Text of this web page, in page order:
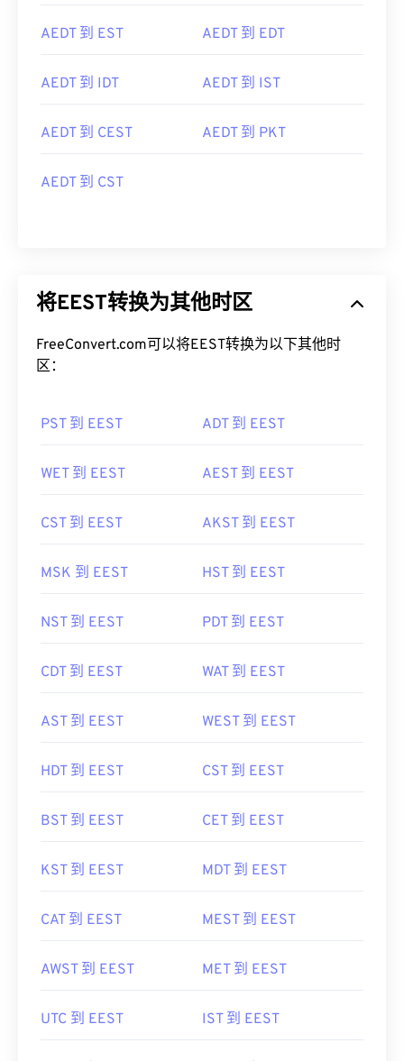
AEDT 到 EST AEDT 到 EDT
AEDT 到 IDT AEDT 到 IST
AEDT 到 CEST AEDT 到 PKT
AEDT 到 CST
将EEST转换为其他时区
FreeConvert.com可以将EEST转换为以下其他时
区：
PST 到 EEST ADT 到 EEST
WET 到 EEST AEST 到 EEST
CST 到 EEST AKST 到 EEST
MSK 到 EEST HST 到 EEST
NST 到 EEST PDT 到 EEST
CDT 到 EEST WAT 到 EEST
AST 到 EEST WEST 到 EEST
HDT 到 EEST CST 到 EEST
BST 到 EEST CET 到 EEST
KST 到 EEST MDT 到 EEST
CAT 到 EEST MEST 到 EEST
AWST 到 EEST MET 到 EEST
UTC 到 EEST IST 到 EEST